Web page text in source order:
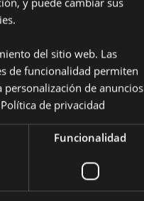
0.180000
Sí
del sitio web. Las
de funcionalidad permiten
personalización de anuncios
Política de privacidad
Funcionalidad